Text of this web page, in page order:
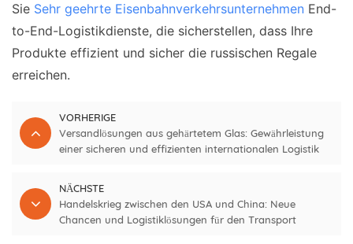
Sie Sehr geehrte Eisenbahnverkehrsunternehmen End-
to-End-Logistikdienste, die sicherstellen, dass Ihre
Produkte effizient und sicher die russischen Regale
erreichen.
VORHERIGE
Versandlösungen aus gehärtetem Glas: Gewährleistung
einer sicheren und effizienten internationalen Logistik
NÄCHSTE
Handelskrieg zwischen den USA und China: Neue
Chancen und Logistiklösungen für den Transport